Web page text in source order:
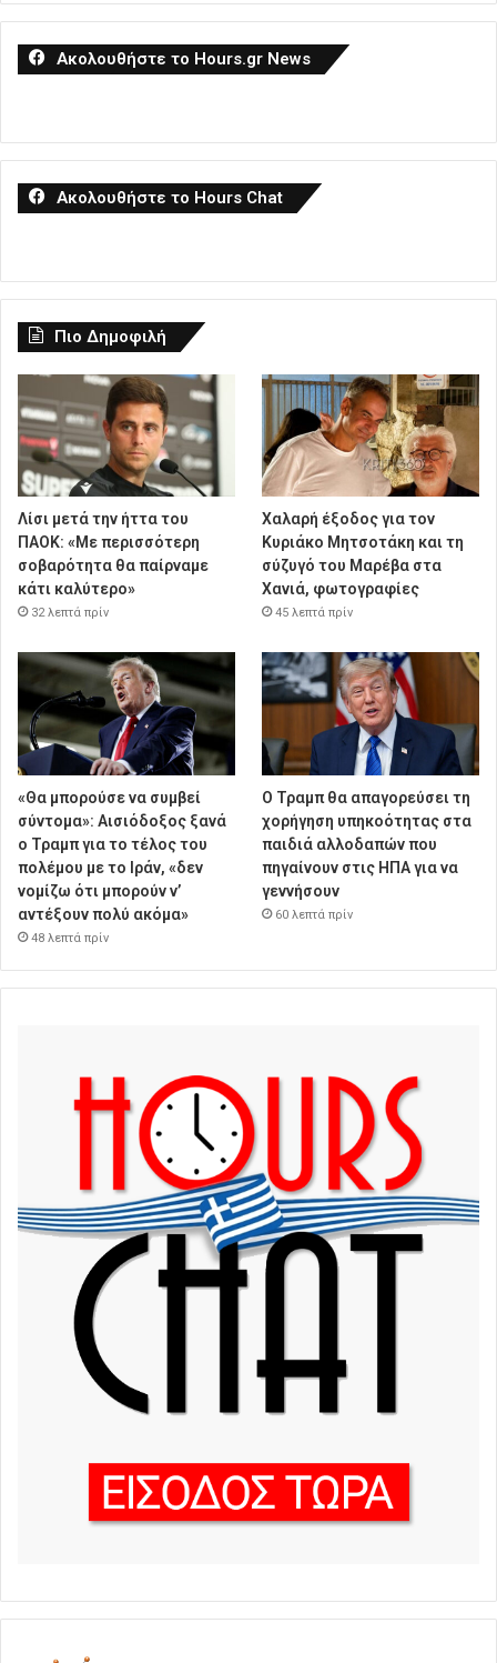
Ακολουθήστε το Hours.gr News
Ακολουθήστε το Hours Chat
Πιο Δημοφιλή
Λίσι μετά την ήττα του
ΠΑΟΚ: «Με περισσότερη
σοβαρότητα θα παίρναμε
κάτι καλύτερο»
32 λεπτά πρίν
Χαλαρή έξοδος για τον
Κυριάκο Μητσοτάκη και τη
σύζυγό του Μαρέβα στα
Χανιά, φωτογραφίες
45 λεπτά πρίν
«Θα μπορούσε να συμβεί
σύντομα»: Αισιόδοξος ξανά
ο Τραμπ για το τέλος του
πολέμου με το Ιράν, «δεν
νομίζω ότι μπορούν ν’
αντέξουν πολύ ακόμα»
48 λεπτά πρίν
Ο Τραμπ θα απαγορεύσει τη
χορήγηση υπηκοότητας στα
παιδιά αλλοδαπών που
πηγαίνουν στις ΗΠΑ για να
γεννήσουν
60 λεπτά πρίν